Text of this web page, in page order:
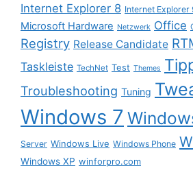
Internet Explorer 8 Internet Explorer
Microsoft Hardware Netzwerk Office
Registry Release Candidate
Taskleiste TechNet Test Themes
Troubleshooting Tuning
Windows 7
Server Windows Live Windows Phone
Windows XP winforpro.com